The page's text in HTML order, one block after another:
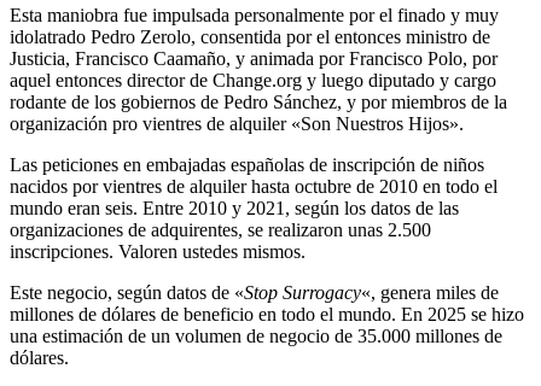
Esta maniobra fue impulsada personalmente por el finado y muy
idolatrado Pedro Zerolo, consentida por el entonces ministro de
Justicia, Francisco Caamaño, y animada por Francisco Polo, por
aquel entonces director de Change.org y luego diputado y cargo
rodante de los gobiernos de Pedro Sánchez, y por miembros de la
organización pro vientres de alquiler «Son Nuestros Hijos».
Las peticiones en embajadas españolas de inscripción de niños
nacidos por vientres de alquiler hasta octubre de 2010 en todo el
mundo eran seis. Entre 2010 y 2021, según los datos de las
organizaciones de adquirentes, se realizaron unas 2.500
inscripciones. Valoren ustedes mismos.
Este negocio, según datos de «Stop Surrogacy«, genera miles de
millones de dólares de beneficio en todo el mundo. En 2025 se hizo
una estimación de un volumen de negocio de 35.000 millones de
dólares.